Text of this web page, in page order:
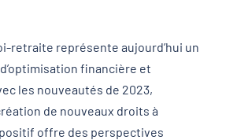
retraite représente aujourd’hui un
financière et
les nouveautés de 2023,
de nouveaux droits à
offre des perspectives